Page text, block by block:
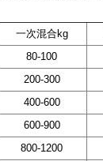
一次混合kg
80-100
200-300
400-600
600-900
800-1200